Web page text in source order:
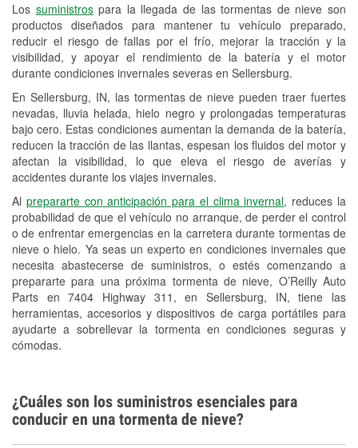
Los suministrospara la llegada de las tormentas de nieve son
productos diseñados para mantener tu vehículo preparado,
reducir el riesgo de fallas por el frío, mejorar la tracción y la
visibilidad, y apoyar el rendimiento de la batería y el motor
durante condiciones invernales severas en Sellersburg.
En Sellersburg, IN, las tormentas de nieve pueden traer fuertes
nevadas, lluvia helada, hielo negro y prolongadas temperaturas
bajo cero. Estas condiciones aumentan la demanda de la batería,
reducen la tracción de las llantas, espesan los fluidos del motor y
afectan la visibilidad, lo que eleva el riesgo de averías y
accidentes durante los viajes invernales.
Al prepararte con anticipación para el clima invernal, reduces la
probabilidad de que el vehículo no arranque, de perder el control
o de enfrentar emergencias en la carretera durante tormentas de
nieve o hielo. Ya seas un experto en condiciones invernales que
necesita abastecerse de suministros, o estés comenzando a
prepararte para una próxima tormenta de nieve, O’Reilly Auto
Parts en 7404 Highway 311, en Sellersburg, IN, tiene las
herramientas, accesorios y dispositivos de carga portátiles para
ayudarte a sobrellevar la tormenta en condiciones seguras y
cómodas.
Reciclaje de baterías y aceite
Instalación de bombillas de faros
Instalación de limpiaparabrisas
Programa de Préstamo de
Herramientas
Rectificación de tambores y discos de
freno
Snowstorm Supplies
Tornado Supplies
Conoce más
¿Cuáles son los suministros esenciales para
conducir en una tormenta de nieve?